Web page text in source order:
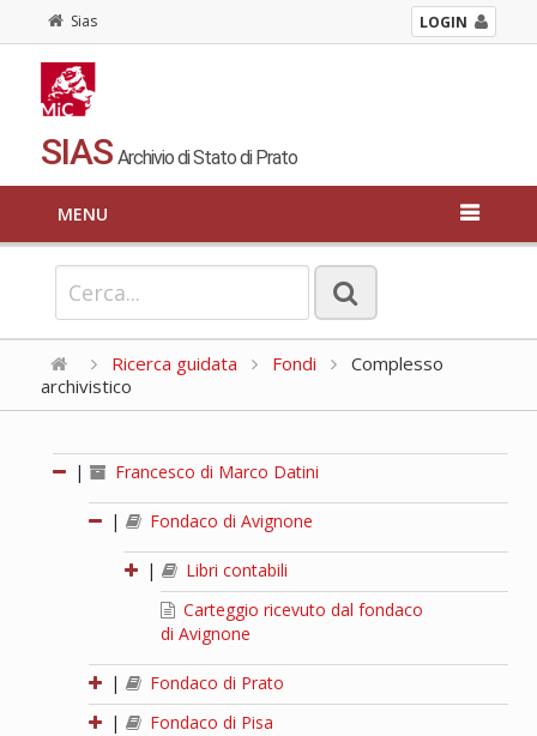
Sias LOGIN
SIAS Archivio di Stato di Prato
MENU
Ricerca guidata Fondi
Complesso
archivistico
| Francesco di Marco Datini
| Fondaco di Avignone
|
Libri contabili
Carteggio ricevuto dal fondaco
di Avignone
|
Fondaco di Prato
|
Fondaco di Pisa